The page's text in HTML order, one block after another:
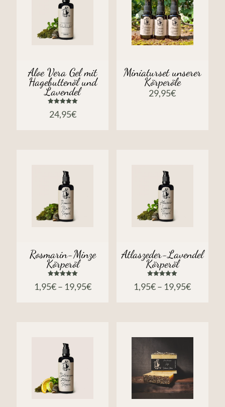
Aloe Vera Gel mit
Hagebuttenöl und
Lavendel
mit
5.00
24,95€
Miniaturset unserer
Körperöle
29,95€
Rosmarin-Minze
Körperöl
mit
1,95€– 19,95€
Atlaszeder-Lavendel
Körperöl
mit
1,95€– 19,95€